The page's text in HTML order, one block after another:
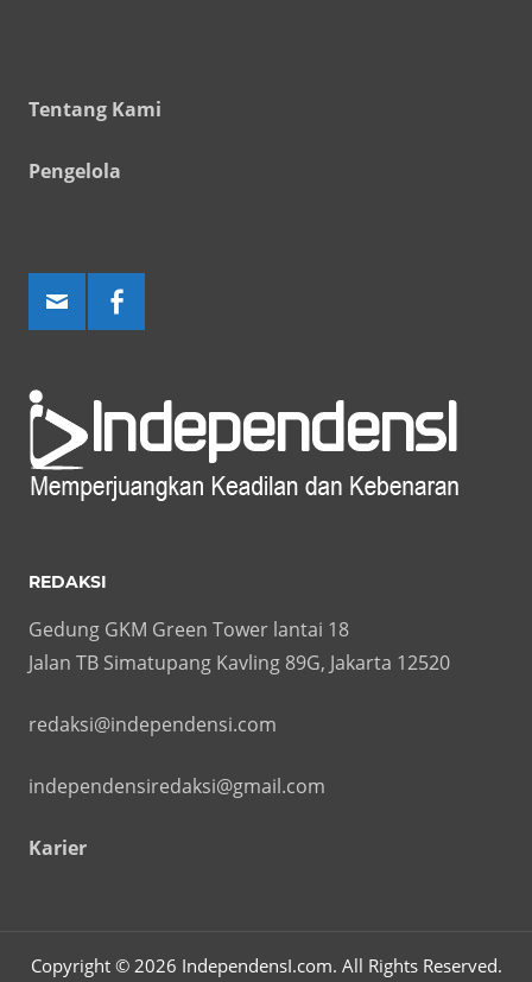
Tentang Kami
Pengelola
REDAKSI
Gedung GKM Green Tower lantai 18
Jalan TB Simatupang Kavling 89G, Jakarta 12520
redaksi@independensi.com
independensiredaksi@gmail.com
Karier
Copyright © 2026 IndependensI.com. All Rights Reserved.